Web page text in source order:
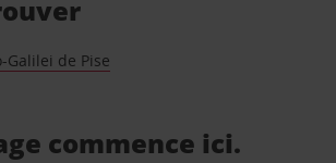
de Pise
commence ici.